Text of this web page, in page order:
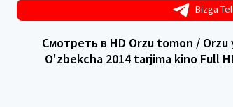
Bizga
Смотреть в HD Orzu tomon /
O'zbekcha 2014 tarjima kino Full